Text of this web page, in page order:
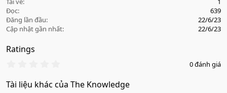
Đọc
639
Đăng lần đầu
22/6/23
Cập nhật gần nhất
22/6/23
Ratings
0
0
0 đánh giá
Tài liệu khác của The Knowledge